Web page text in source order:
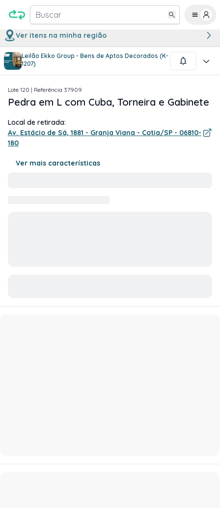
Buscar
Ver itens na minha região
Leilão Ekko Group - Bens de Aptos Decorados (K-
1207)
1/3
Lote 120 | Referência 37909
Pedra em L com Cuba, Torneira e Gabinete
Local de retirada:
Av. Estácio de Sá, 1881 - Granja Viana - Cotia/SP - 06810-
180
Ver mais características